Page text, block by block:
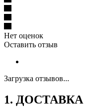
Нет оценок
Оставить отзыв
Загрузка отзывов...
1. ДОСТАВКА